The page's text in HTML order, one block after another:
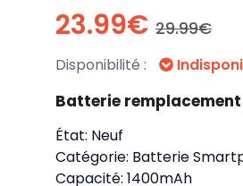
23.99€ 29.99€
Disponibilité :
Batterie
État: Neuf
Catégorie: Batterie
Capacité: 1400mAh